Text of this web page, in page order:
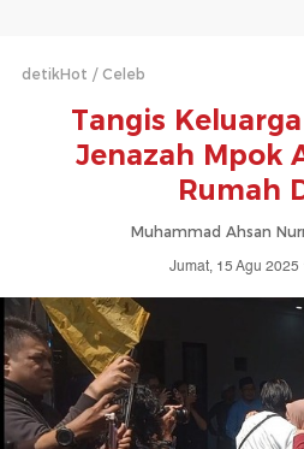
detikHot Celeb
Tangis
Jenazah Mpok
Rumah
Muhammad Ahsan
Jumat, 15 Agu 2025